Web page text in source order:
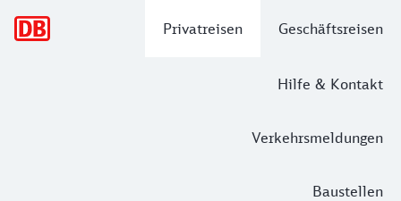
Privatreisen Geschäftsreisen
Hilfe & Kontakt
Verkehrsmeldungen
Baustellen